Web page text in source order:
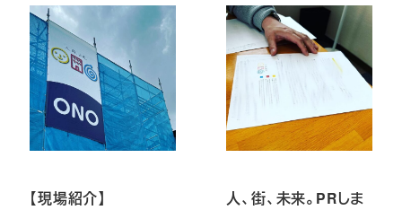
【現場紹介】
人、街、未来。PRしま